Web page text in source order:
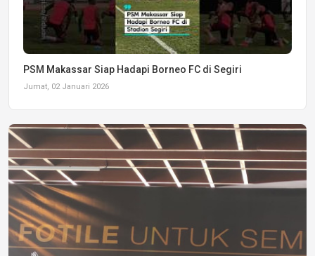
PSM Makassar Siap Hadapi Borneo FC di Segiri
Jumat, 02 Januari 2026